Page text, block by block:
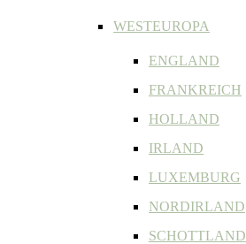
WESTEUROPA
ENGLAND
FRANKREICH
HOLLAND
IRLAND
LUXEMBURG
NORDIRLAND
SCHOTTLAND